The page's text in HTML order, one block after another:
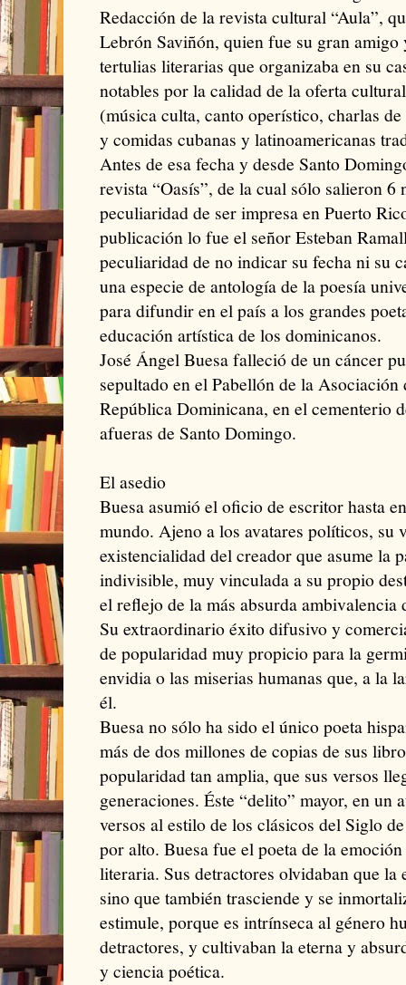
Redacción de la revista cultural “Aula”,
Lebrón Saviñón, quien fue su gran amigo
tertulias literarias que organizaba en su
notables por la calidad de la oferta
(música culta, canto operístico, charlas
y comidas cubanas y latinoamericanas
Antes de esa fecha y desde Santo
revista “Oasís”, de la cual sólo salieron 6
peculiaridad de ser impresa en Puerto
publicación lo fue el señor Esteban
peculiaridad de no indicar su fecha ni su
una especie de antología de la poesía
para difundir en el país a los grandes
educación artística de los dominicanos.
José Ángel Buesa falleció de un cáncer
sepultado en el Pabellón de la Asociación
República Dominicana, en el cementerio
afueras de Santo Domingo.
El asedio
Buesa asumió el oficio de escritor hasta
mundo. Ajeno a los avatares políticos, su
existencialidad del creador que asume la
indivisible, muy vinculada a su propio
el reflejo de la más absurda ambivalencia
Su extraordinario éxito difusivo y
de popularidad muy propicio para la
envidia o las miserias humanas que, a la
él.
Buesa no sólo ha sido el único poeta
más de dos millones de copias de sus
popularidad tan amplia, que sus versos
generaciones. Éste “delito” mayor, en un
versos al estilo de los clásicos del Siglo
por alto. Buesa fue el poeta de la
literaria. Sus detractores olvidaban que
sino que también trasciende y se
estimule, porque es intrínseca al género
detractores, y cultivaban la eterna y
y ciencia poética.